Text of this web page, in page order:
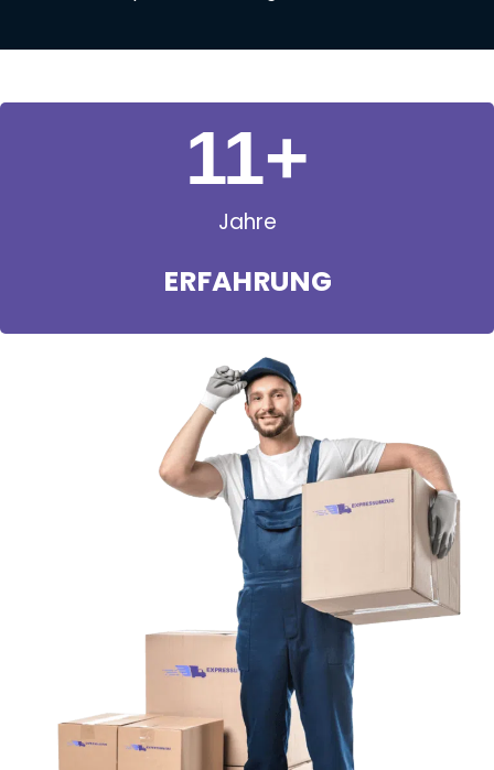
Jahre
ERFAHRUNG
11+